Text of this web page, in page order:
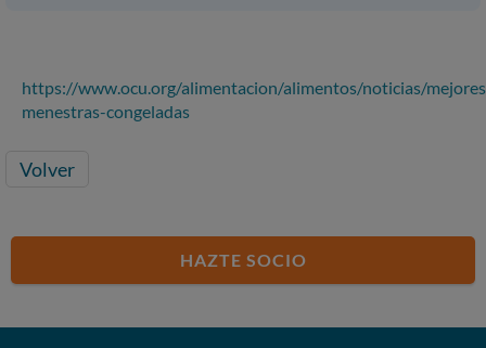
https://www.ocu.org/alimentacion/alimentos/noticias/
menestras-congeladas
Volver
HAZTE SOCIO